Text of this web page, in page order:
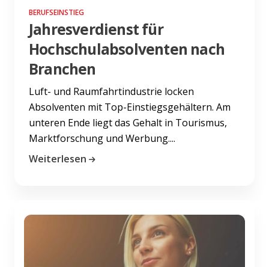
BERUFSEINSTIEG
Jahresverdienst für
Hochschulabsolventen nach
Branchen
Luft- und Raumfahrtindustrie locken
Absolventen mit Top-Einstiegsgehältern. Am
unteren Ende liegt das Gehalt in Tourismus,
Marktforschung und Werbung....
Weiterlesen